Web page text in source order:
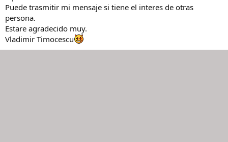
Puede trasmitir mi mensaje si tiene el interes de otras
persona.
Estare agradecido muy.
Vladimir Timocescu